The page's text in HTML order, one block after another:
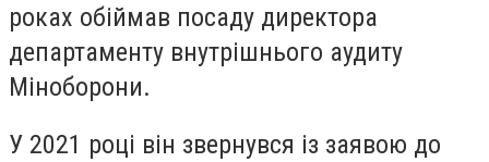
роках обіймав посаду директора
департаменту внутрішнього аудиту
Міноборони.
У 2021 році він звернувся із заявою до